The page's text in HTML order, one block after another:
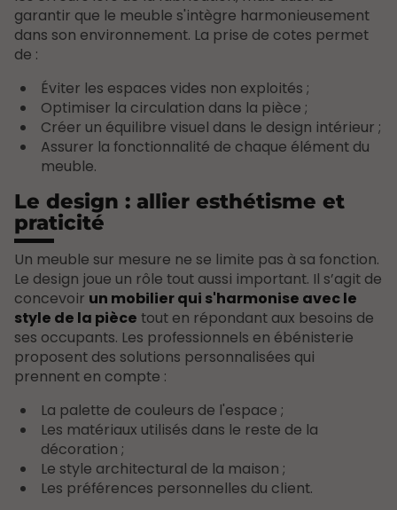
garantir que le meuble s'intègre harmonieusement
dans son environnement. La prise de cotes permet
de :
Éviter les espaces vides non exploités ;
Optimiser la circulation dans la pièce ;
Créer un équilibre visuel dans le design intérieur ;
Assurer la fonctionnalité de chaque élément du
meuble.
Le design : allier esthétisme et
praticité
Un meuble sur mesure ne se limite pas à sa fonction.
Le design joue un rôle tout aussi important. Il s’agit de
concevoir un mobilier qui s'harmonise avec le
style de la pièce tout en répondant aux besoins de
ses occupants. Les professionnels en ébénisterie
proposent des solutions personnalisées qui
prennent en compte :
La palette de couleurs de l'espace ;
Les matériaux utilisés dans le reste de la
décoration ;
Le style architectural de la maison ;
Les préférences personnelles du client.